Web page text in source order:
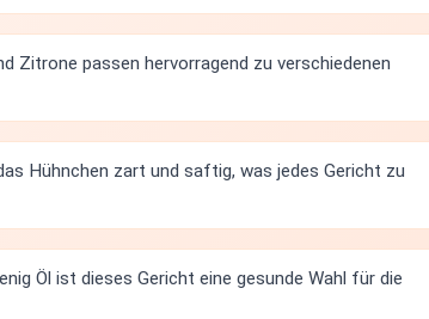
Zitrone passen hervorragend zu verschiedenen
Hühnchen zart und saftig, was jedes Gericht zu
Öl ist dieses Gericht eine gesunde Wahl für die